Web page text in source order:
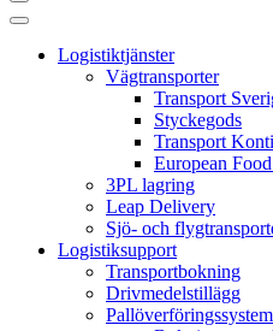
Logistiktjänster
Vägtransporter
Transport
Styckegods
Transport
European
3PL lagring
Leap Delivery
Sjö- och
Logistiksupport
Transportbokning
Drivmedelstillägg